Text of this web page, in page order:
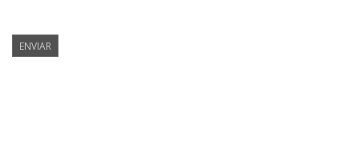
ENVIAR